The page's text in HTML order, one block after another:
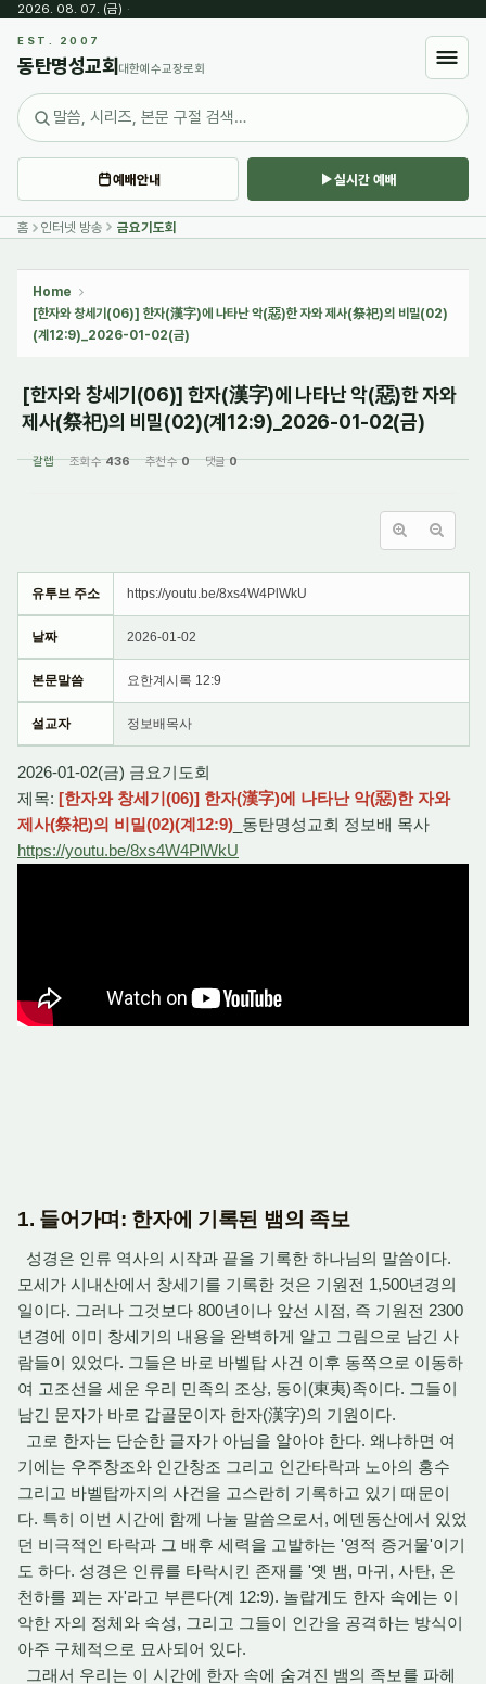
2026. 08. 07. (금) ·
EST. 2007
동탄명성교회 대한예수교장로회
예배안내 실시간 예배
홈 인터넷 방송 금요기도회
Home
[한자와 창세기(06)] 한자(漢字)에 나타난 악(惡)한 자와 제사(祭祀)의 비밀(02)
(계12:9)_2026-01-02(금)
[한자와 창세기(06)] 한자(漢字)에 나타난 악(惡)한 자와
제사(祭祀)의 비밀(02)(계12:9)_2026-01-02(금)
갈렙 조회 수436 추천 수0 댓글0
유투브 주소 https://youtu.be/8xs4W4PlWkU
날짜 2026-01-02
본문말씀 요한계시록 12:9
설교자 정보배목사
2026-01-02(금) 금요기도회
제목: [한자와 창세기(06)] 한자(漢字)에 나타난 악(惡)한 자와
제사(祭祀)의 비밀(02)(계12:9) _동탄명성교회 정보배 목사
https://youtu.be/8xs4W4PlWkU
1. 들어가며: 한자에 기록된 뱀의 족보
성경은 인류 역사의 시작과 끝을 기록한 하나님의 말씀이다.
모세가 시내산에서 창세기를 기록한 것은 기원전 1,500년경의
일이다. 그러나 그것보다 800년이나 앞선 시점, 즉 기원전 2300
년경에 이미 창세기의 내용을 완벽하게 알고 그림으로 남긴 사
람들이 있었다. 그들은 바로 바벨탑 사건 이후 동쪽으로 이동하
여 고조선을 세운 우리 민족의 조상, 동이(東夷)족이다. 그들이
남긴 문자가 바로 갑골문이자 한자(漢字)의 기원이다.
고로 한자는 단순한 글자가 아님을 알아야 한다. 왜냐하면 여
기에는 우주창조와 인간창조 그리고 인간타락과 노아의 홍수
그리고 바벨탑까지의 사건을 고스란히 기록하고 있기 때문이
다. 특히 이번 시간에 함께 나눌 말씀으로서, 에덴동산에서 있었
던 비극적인 타락과 그 배후 세력을 고발하는 '영적 증거물'이기
도 하다. 성경은 인류를 타락시킨 존재를 '옛 뱀, 마귀, 사탄, 온
천하를 꾀는 자'라고 부른다(계 12:9). 놀랍게도 한자 속에는 이
악한 자의 정체와 속성, 그리고 그들이 인간을 공격하는 방식이
아주 구체적으로 묘사되어 있다.
그래서 우리는 이 시간에 한자 속에 숨겨진 뱀의 족보를 파헤
Sketchbook5, 스케치북5
Sketchbook5, 스케치북5